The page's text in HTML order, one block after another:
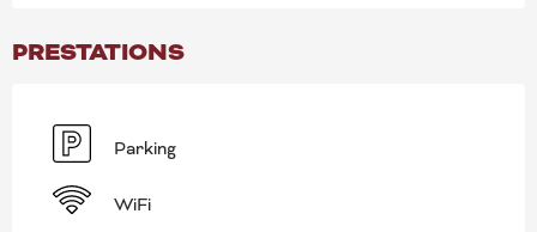
PRESTATIONS
Parking
WiFi